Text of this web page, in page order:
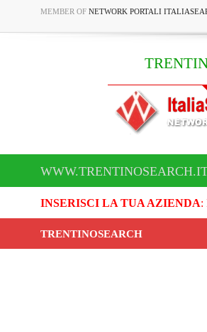
MEMBER OF NETWORK PORTALI
INSERISCI LA TUA AZIENDA:
TRENTINOSEARCH